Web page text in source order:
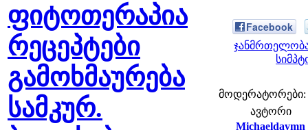
ფიტოთერაპია
რეცეპტები
გამოხმაურება
სამკურ.
Facebook
მოდერატორები:
ავტორი
Michaeldaymn